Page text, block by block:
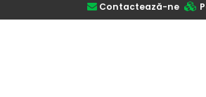
Contactează-ne